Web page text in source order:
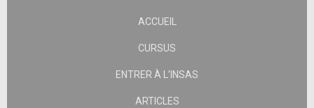
ACCUEIL
CURSUS
ENTRER À L’INSAS
ARTICLES